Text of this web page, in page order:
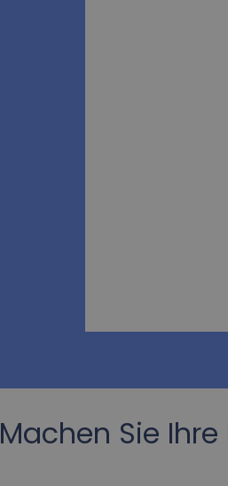
Machen Sie